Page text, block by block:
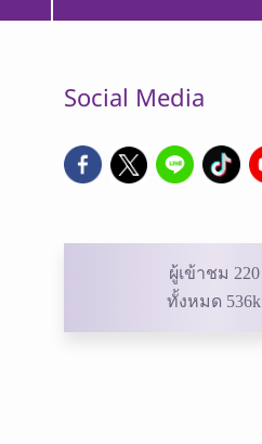
Social Media
ผู้เข้าชม 220
ทั้งหมด 536k